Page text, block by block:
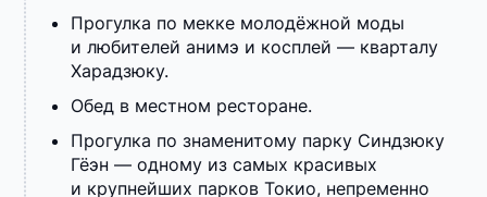
Прогулка по мекке молодёжной моды
и любителей анимэ и косплей — кварталу
Харадзюку.
Обед в местном ресторане.
Прогулка по знаменитому парку Синдзюку
Гёэн — одному из самых красивых
и крупнейших парков Токио, непременно